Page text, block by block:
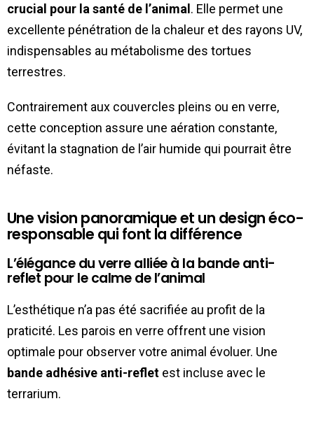
crucial pour la santé de l’animal . Elle permet une
excellente pénétration de la chaleur et des rayons UV,
indispensables au métabolisme des tortues
terrestres.
Contrairement aux couvercles pleins ou en verre,
cette conception assure une aération constante,
évitant la stagnation de l’air humide qui pourrait être
néfaste.
Une vision panoramique et un design éco-
responsable qui font la différence
L’élégance du verre alliée à la bande anti-
reflet pour le calme de l’animal
L’esthétique n’a pas été sacrifiée au profit de la
praticité. Les parois en verre offrent une vision
optimale pour observer votre animal évoluer. Une
bande adhésive anti-reflet est incluse avec le
terrarium.